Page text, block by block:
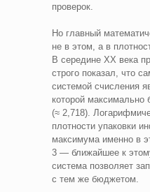
проверок.
Но главный
не в этом, а в
В середине XX века
строго показал, что
системой счисления
которой максимально
(≈ 2,718).
плотности упаковки
максимума именно в
3 — ближайшее к
система позволяет
с тем же бюджетом.